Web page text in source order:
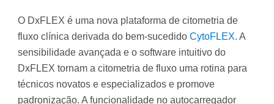
O DxFLEX é uma nova plataforma de citometria de
fluxo clínica derivada do bem-sucedido CytoFLEX. A
sensibilidade avançada e o software intuitivo do
DxFLEX tornam a citometria de fluxo uma rotina para
técnicos novatos e especializados e promove
padronização. A funcionalidade no autocarregador